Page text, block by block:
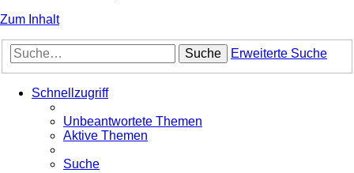
Zum Inhalt
Suche Erweiterte Suche
Schnellzugriff
Unbeantwortete Themen
Aktive Themen
Suche